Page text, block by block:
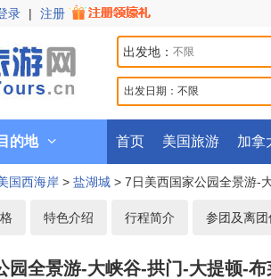
录 | 注册
出发地：
出发日期： 不限
的地 首页 美国旅游 加拿
国西海岸 > 盐湖城 > 7日美西国家公园全景游-
特色介绍 行程简介 参团及离团
园全景游-大峡谷-拱门-大提顿-